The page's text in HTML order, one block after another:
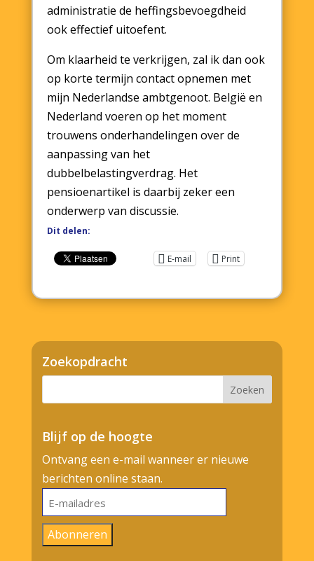
administratie de heffingsbevoegdheid
ook effectief uitoefent.
Om klaarheid te verkrijgen, zal ik dan ook
op korte termijn contact opnemen met
mijn Nederlandse ambtgenoot. België en
Nederland voeren op het moment
trouwens onderhandelingen over de
aanpassing van het
dubbelbelastingverdrag. Het
pensioenartikel is daarbij zeker een
onderwerp van discussie.
Dit delen:
E-mail Print
Zoekopdracht
Blijf op de hoogte
Ontvang een e-mail wanneer er nieuwe
berichten online staan.
E-
mailadres
Abonneren